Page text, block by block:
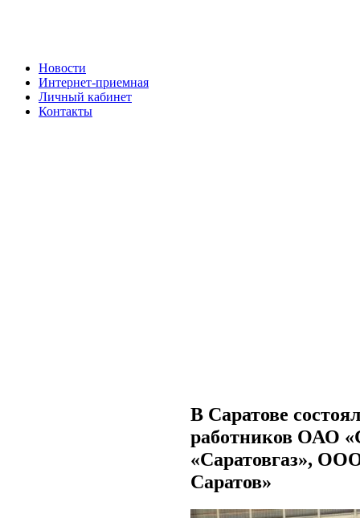
Новости
Интернет-приемная
Личный кабинет
Контакты
В Саратове
работников ОАО
«Саратовгаз»,
Саратов»